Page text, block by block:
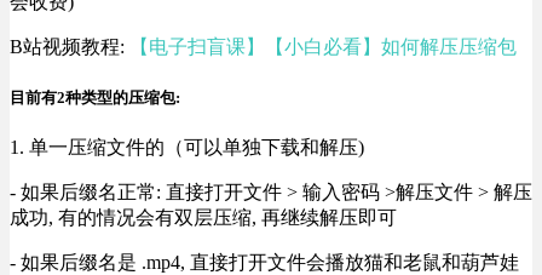
B站视频教程: 【电子扫盲课】【小白必看】如何解压压缩包
目前有2种类型的压缩包:
1. 单一压缩文件的（可以单独下载和解压)
- 如果后缀名正常: 直接打开文件 > 输入密码 >解压文件 > 解压
成功, 有的情况会有双层压缩, 再继续解压即可
- 如果后缀名是 .mp4, 直接打开文件会播放猫和老鼠和葫芦娃